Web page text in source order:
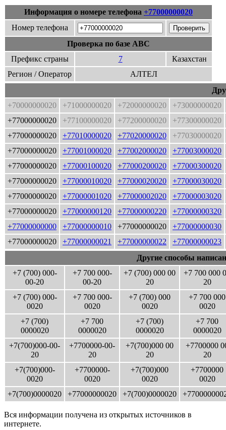
Информация о номере телефона +77000000020
Номер телефона
Проверка по базе ABC
Префикс страны
7
Казахстан
Регион / Оператор
АЛТЕЛ
+70000000020
+71000000020 +72000000020
+73000000020
+77000000020
+77100000020 +77200000020
+77300000020
+77000000020
+77010000020 +77020000020
+77030000020
+77000000020
+77001000020 +77002000020
+77003000020
+77000000020
+77000100020 +77000200020
+77000300020
+77000000020
+77000010020 +77000020020
+77000030020
+77000000020
+77000001020 +77000002020
+77000003020
+77000000020
+77000000120 +77000000220
+77000000320
+77000000000
+77000000010 +77000000020
+77000000030
+77000000020
+77000000021 +77000000022
+77000000023
Другие способы
+7 (700) 000-
00-20
+7 700 000-
00-20
+7 (700) 000 00
20
+7 700 000
20
+7 (700) 000-
0020
+7 700 000-
0020
+7 (700) 000
0020
+7 700 000
0020
+7 (700)
0000020
+7 700
0000020
+7 (700)
0000020
+7 700
0000020
+7(700)000-00-
20
+7700000-00-
20
+7(700)000 00
20
+7700000
20
+7(700)000-
0020
+7700000-
0020
+7(700)000
0020
+7700000
0020
+7(700)0000020
+77000000020 +7(700)0000020
Вся информации получена из открытых источников в
интернете.